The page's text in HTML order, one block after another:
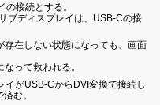
接続とする。
ブディスプレイは、USB-Cの接
存在しない状態になっても、画面
って救われる。
イがUSB-CからDVI変換で接続し
む。